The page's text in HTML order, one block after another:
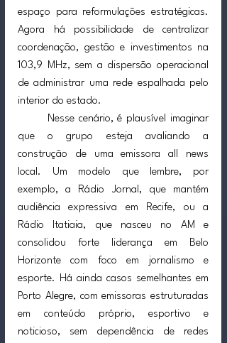
espaço para reformulações estratégicas.
Agora há possibilidade de centralizar
coordenação, gestão e investimentos na
103,9 MHz, sem a dispersão operacional
de administrar uma rede espalhada pelo
interior do estado.
que o grupo esteja avaliando a
construção de uma emissora all news
local. Um modelo que lembre, por
exemplo, a Rádio Jornal, que mantém
audiência expressiva em Recife, ou a
Rádio Itatiaia, que nasceu no AM e
consolidou forte liderança em Belo
Horizonte com foco em jornalismo e
esporte. Há ainda casos semelhantes em
Porto Alegre, com emissoras estruturadas
em conteúdo próprio, esportivo e
noticioso, sem dependência de redes